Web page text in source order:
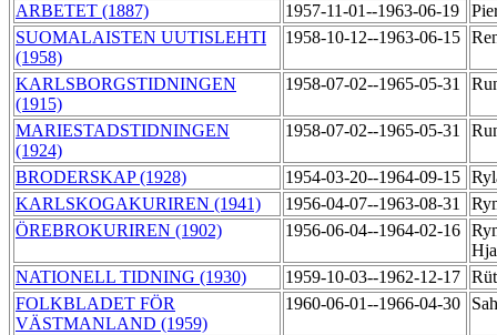
ARBETET (1887)
1957-11-01--1963-06-19
SUOMALAISTEN UUTISLEHTI
(1958)
1958-10-12--1963-06-15
KARLSBORGSTIDNINGEN
(1915)
1958-07-02--1965-05-31
MARIESTADSTIDNINGEN
(1924)
1958-07-02--1965-05-31
BRODERSKAP (1928) 1954-03-20--1964-09-15
KARLSKOGAKURIREN (1941)
1956-04-07--1963-08-31
ÖREBROKURIREN (1902)
1956-06-04--1964-02-16
NATIONELL TIDNING (1930)
1959-10-03--1962-12-17
FOLKBLADET FÖR
VÄSTMANLAND (1959)
1960-06-01--1966-04-30